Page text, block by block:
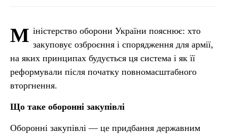
М іністерство оборони України пояснює: хто
закуповує озброєння і спорядження для армії,
на яких принципах будується ця система і як її
реформували після початку повномасштабного
вторгнення.
Що таке оборонні закупівлі
Оборонні закупівлі — це придбання державним